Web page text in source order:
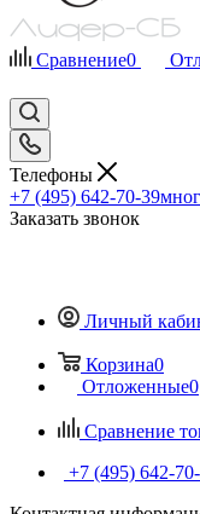
Сравнение0
Телефоны
+7 (495) 642-70-39
Заказать звонок
Личный
Корзина0
Отложенные0
Сравнение
+7 (495) 642-